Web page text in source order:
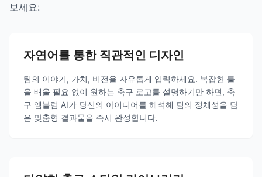
보세요:
자연어를 통한 직관적인 디자인
팀의 이야기, 가치, 비전을 자유롭게 입력하세요. 복잡한 툴
을 배울 필요 없이 원하는 축구 로고를 설명하기만 하면, 축
구 엠블럼 AI가 당신의 아이디어를 해석해 팀의 정체성을 담
은 맞춤형 결과물을 즉시 완성합니다.